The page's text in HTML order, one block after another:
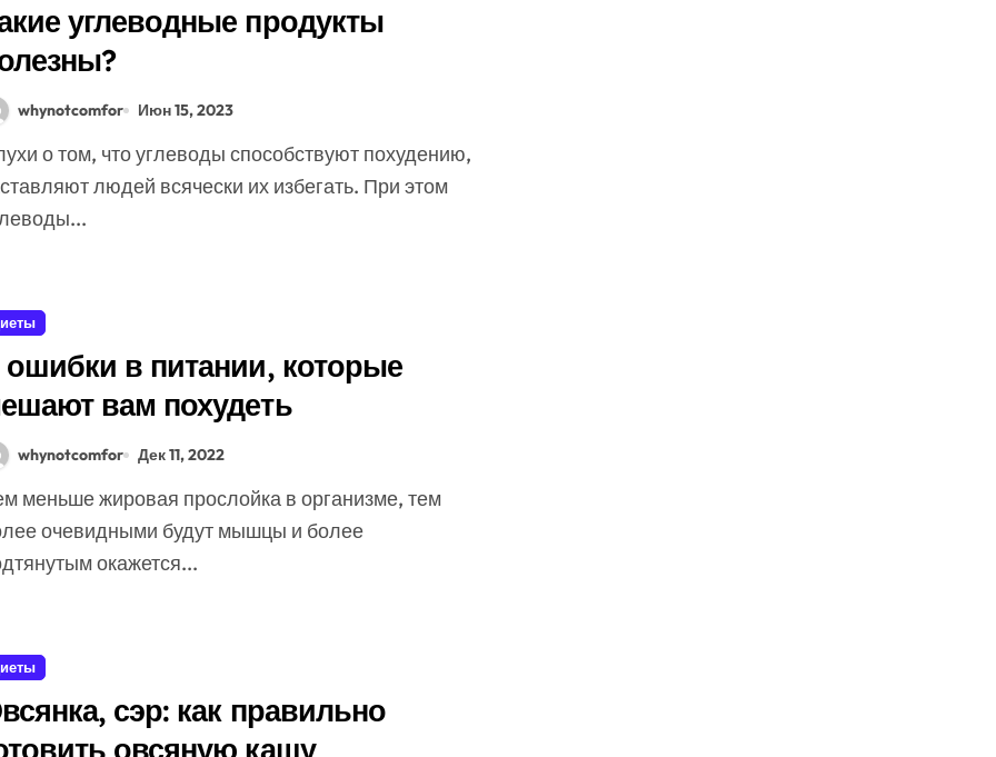
углеводные продукты
whynotcomfor Июн 15, 2023
людей всячески их избегать. При этом
в питании, которые
вам похудеть
whynotcomfor Дек 11, 2022
очевидными будут мышцы и более
окажется...
сэр: как правильно
овсяную кашу